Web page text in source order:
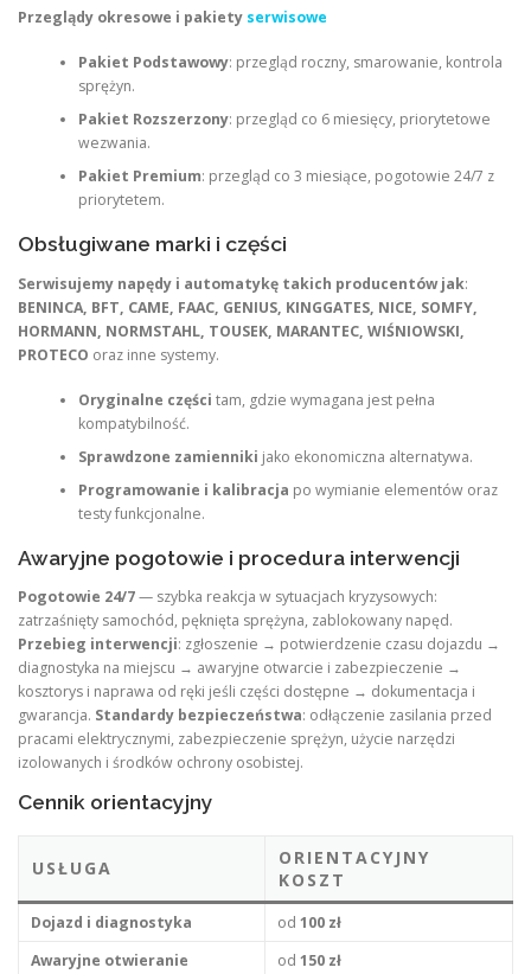
Przeglądy okresowe i pakiety serwisowe
Pakiet Podstawowy: przegląd roczny, smarowanie, kontrola
sprężyn.
Pakiet Rozszerzony: przegląd co 6 miesięcy, priorytetowe
wezwania.
Pakiet Premium: przegląd co 3 miesiące, pogotowie 24/7 z
priorytetem.
Obsługiwane marki i części
Serwisujemy napędy i automatykę takich producentów jak:
BENINCA, BFT, CAME, FAAC, GENIUS, KINGGATES, NICE, SOMFY,
HORMANN, NORMSTAHL, TOUSEK, MARANTEC, WIŚNIOWSKI,
PROTECO oraz inne systemy.
Oryginalne części tam, gdzie wymagana jest pełna
kompatybilność.
Sprawdzone zamienniki jako ekonomiczna alternatywa.
Programowanie i kalibracja po wymianie elementów oraz
testy funkcjonalne.
Awaryjne pogotowie i procedura interwencji
Pogotowie 24/7— szybka reakcja w sytuacjach kryzysowych:
zatrzaśnięty samochód, pęknięta sprężyna, zablokowany napęd.
Przebieg interwencji: zgłoszenie → potwierdzenie czasu dojazdu →
diagnostyka na miejscu → awaryjne otwarcie i zabezpieczenie →
kosztorys i naprawa od ręki jeśli części dostępne → dokumentacja i
gwarancja. Standardy bezpieczeństwa: odłączenie zasilania przed
pracami elektrycznymi, zabezpieczenie sprężyn, użycie narzędzi
izolowanych i środków ochrony osobistej.
Cennik orientacyjny
USŁUGA
ORIENTACYJNY
KOSZT
Dojazd i diagnostyka od 100 zł
Awaryjne otwieranie
od 150 zł